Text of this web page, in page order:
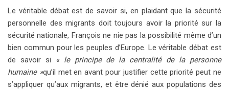
Le véritable débat est de savoir si, en plaidant que la sécurité
personnelle des migrants doit toujours avoir la priorité sur la
sécurité nationale, François ne nie pas la possibilité même d’un
bien commun pour les peuples d’Europe. Le véritable débat est
de savoir si
« le principe de la centralité de la personne
humaine »qu’il met en avant pour justifier cette priorité peut ne
s’appliquer qu’aux migrants, et être dénié aux populations des